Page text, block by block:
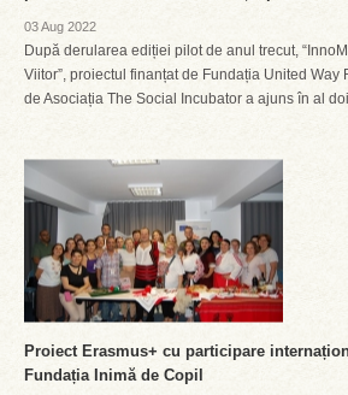
03 Aug 2022
După derularea ediției pilot de anul trecut,
Viitor”, proiectul finanțat de Fundația United Way
de Asociația The Social Incubator a ajuns în al
Proiect Erasmus+ cu participare
Fundația Inimă de Copil